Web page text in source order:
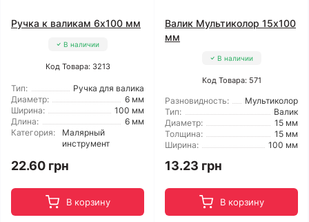
Ручка к валикам 6x100 мм
В наличии
Код Товара: 3213
Тип:
Ручка для валика
Диаметр:
6 мм
Ширина:
100 мм
Длина:
6 мм
Категория:
Малярный
инструмент
22.60 грн
В корзину
Валик Мультиколор 15x100
мм
В наличии
Код Товара: 571
Разновидность:
Мультиколор
Тип:
Валик
Диаметр:
15 мм
Толщина:
15 мм
Ширина:
100 мм
13.23 грн
В корзину